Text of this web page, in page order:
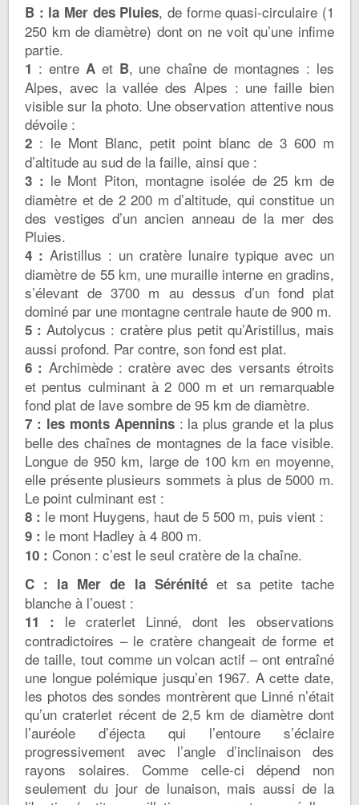
B : la Mer des Pluies, de forme quasi-circulaire (1
250 km de diamètre) dont on ne voit qu’une infime
partie.
1 : entre Aet B, une chaîne de montagnes : les
Alpes, avec la vallée des Alpes : une faille bien
visible sur la photo. Une observation attentive nous
dévoile :
2 : le Mont Blanc, petit point blanc de 3 600 m
d’altitude au sud de la faille, ainsi que :
3 : le Mont Piton, montagne isolée de 25 km de
diamètre et de 2 200 m d’altitude, qui constitue un
des vestiges d’un ancien anneau de la mer des
Pluies.
4 : Aristillus : un cratère lunaire typique avec un
diamètre de 55 km, une muraille interne en gradins,
s’élevant de 3700 m au dessus d’un fond plat
dominé par une montagne centrale haute de 900 m.
5 : Autolycus : cratère plus petit qu’Aristillus, mais
aussi profond. Par contre, son fond est plat.
6 : Archimède : cratère avec des versants étroits
et pentus culminant à 2 000 m et un remarquable
fond plat de lave sombre de 95 km de diamètre.
7 : les monts Apennins : la plus grande et la plus
belle des chaînes de montagnes de la face visible.
Longue de 950 km, large de 100 km en moyenne,
elle présente plusieurs sommets à plus de 5000 m.
Le point culminant est :
8 : le mont Huygens, haut de 5 500 m, puis vient :
9 : le mont Hadley à 4 800 m.
10 : Conon : c’est le seul cratère de la chaîne.
C : la Mer de la Sérénitéet sa petite tache
blanche à l’ouest :
11 :
le craterlet Linné, dont les observations
contradictoires – le cratère changeait de forme et
de taille, tout comme un volcan actif – ont entraîné
une longue polémique jusqu’en 1967. A cette date,
les photos des sondes montrèrent que Linné n’était
qu’un craterlet récent de 2,5 km de diamètre dont
l’auréole d’éjecta qui l’entoure s’éclaire
progressivement avec l’angle d’inclinaison des
rayons solaires. Comme celle-ci dépend non
seulement du jour de lunaison, mais aussi de la